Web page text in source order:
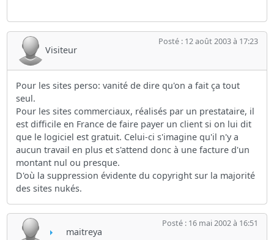
Visiteur
Posté : 12 août 2003 à 17:23
Pour les sites perso: vanité de dire qu'on a fait ça tout
seul.
Pour les sites commerciaux, réalisés par un prestataire, il
est difficile en France de faire payer un client si on lui dit
que le logiciel est gratuit. Celui-ci s'imagine qu'il n'y a
aucun travail en plus et s'attend donc à une facture d'un
montant nul ou presque.
D'où la suppression évidente du copyright sur la majorité
des sites nukés.
maitreya
Posté : 16 mai 2002 à 16:51